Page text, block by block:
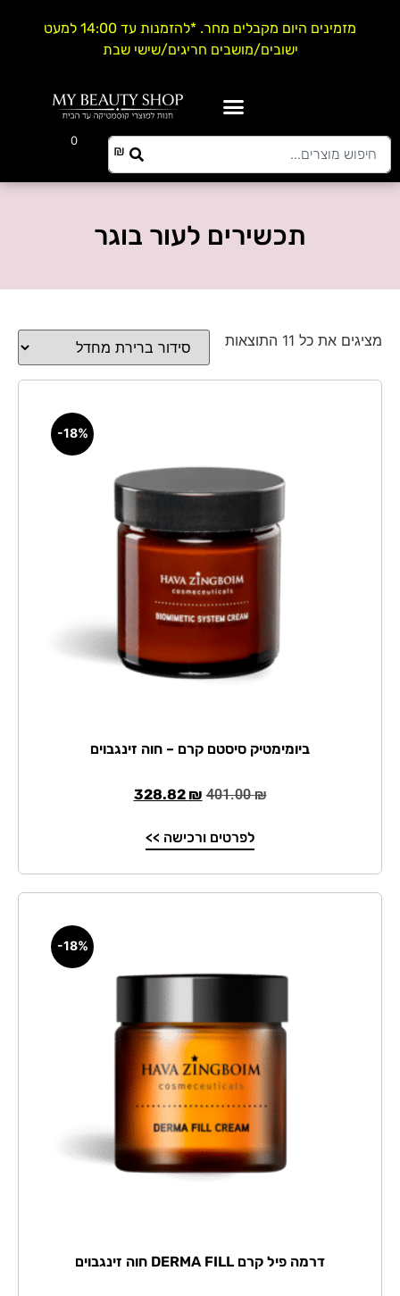
מזמינים היום מקבלים מחר. *להזמנות עד 14:00 למעט
ישובים/מושבים חריגים/שישי שבת
₪
0
תכשירים לעור בוגר
מציגים את כל ⁦11⁩ התוצאות
-18%
ביומימטיק סיסטם קרם – חוה זינגבוים
401.00₪
328.82 ₪
לפרטים ורכישה >>
-18%
דרמה פיל קרם DERMA FILL חוה זינגבוים